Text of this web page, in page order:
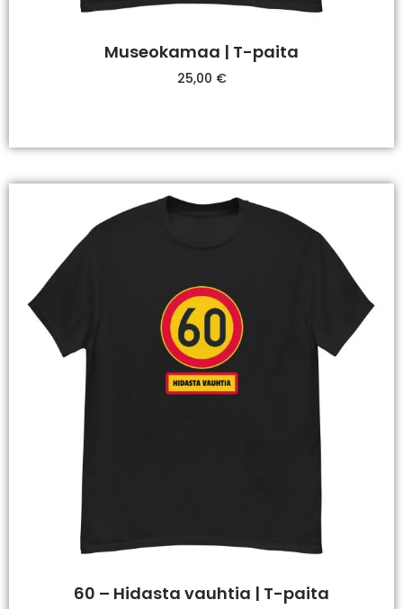
Museokamaa | T-paita
25,00 €
60 – Hidasta vauhtia | T-paita